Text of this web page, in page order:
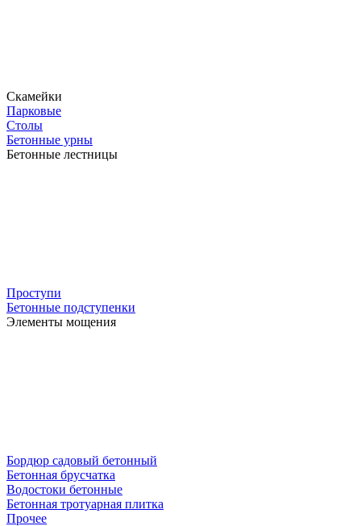
Скамейки
Парковые
Столы
Бетонные урны
Бетонные лестницы
Проступи
Бетонные подступенки
Элементы мощения
Бордюр садовый бетонный
Бетонная брусчатка
Водостоки бетонные
Бетонная тротуарная плитка
Прочее